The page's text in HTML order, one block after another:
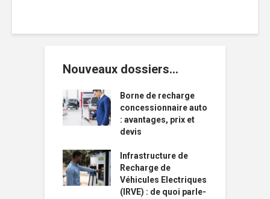
Nouveaux dossiers…
Borne de recharge
concessionnaire auto
: avantages, prix et
devis
Infrastructure de
Recharge de
Véhicules Electriques
(IRVE) : de quoi parle-